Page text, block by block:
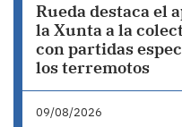
Rueda destaca el
la Xunta a la
con partidas
los terremotos
09/08/2026